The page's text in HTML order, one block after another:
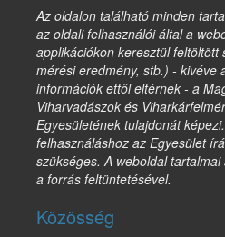
Az oldalon található minden
az oldali felhasználói által a
applikációkon keresztül feltöltött
mérési eredmény, stb.) - kivéve
információk ettől eltérnek - a
Viharvadászok és
Egyesületének tulajdonát
felhasználáshoz az Egyesület
szükséges. A weboldal
a forrás feltüntetésével.
Közösség